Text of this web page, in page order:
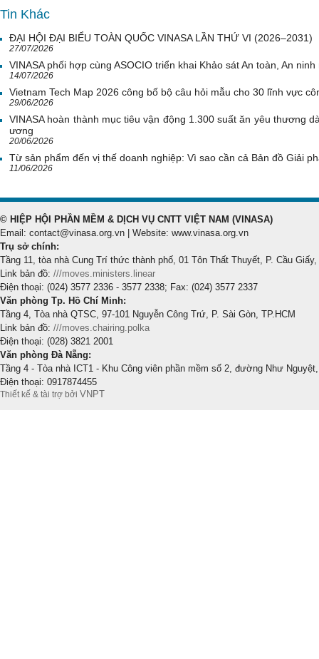
Tin Khác
ĐẠI HỘI ĐẠI BIỂU TOÀN QUỐC VINASA LẦN THỨ VI (2026–2031)
27/07/2026
VINASA phối hợp cùng ASOCIO triển khai Khảo sát An toàn, An
14/07/2026
Vietnam Tech Map 2026 công bố bộ câu hỏi mẫu cho 30 lĩnh vực
29/06/2026
VINASA hoàn thành mục tiêu vận động 1.300 suất ăn yêu thương
ương
20/06/2026
Từ sản phẩm đến vị thế doanh nghiệp: Vì sao cần cả Bản đồ Giải
11/06/2026
© HIỆP HỘI PHẦN MỀM & DỊCH VỤ CNTT VIỆT NAM (VINASA)
Email: contact@vinasa.org.vn | Website: www.vinasa.org.vn
Trụ sở chính:
Tầng 11, tòa nhà Cung Trí thức thành phố, 01 Tôn Thất Thuyết, P. Cầu Giấy,
Link bản đồ: ///moves.ministers.linear
Điện thoại: (024) 3577 2336 - 3577 2338; Fax: (024) 3577 2337
Văn phòng Tp. Hồ Chí Minh:
Tầng 4, Tòa nhà QTSC, 97-101 Nguyễn Công Trứ, P. Sài Gòn, TP.HCM
Link bản đồ: ///moves.chairing.polka
Điện thoại: (028) 3821 2001
Văn phòng Đà Nẵng:
Tầng 4 - Tòa nhà ICT1 - Khu Công viên phần mềm số 2, đường Như
Điện thoại: 0917874455
Thiết kế & tài trợ bởi VNPT